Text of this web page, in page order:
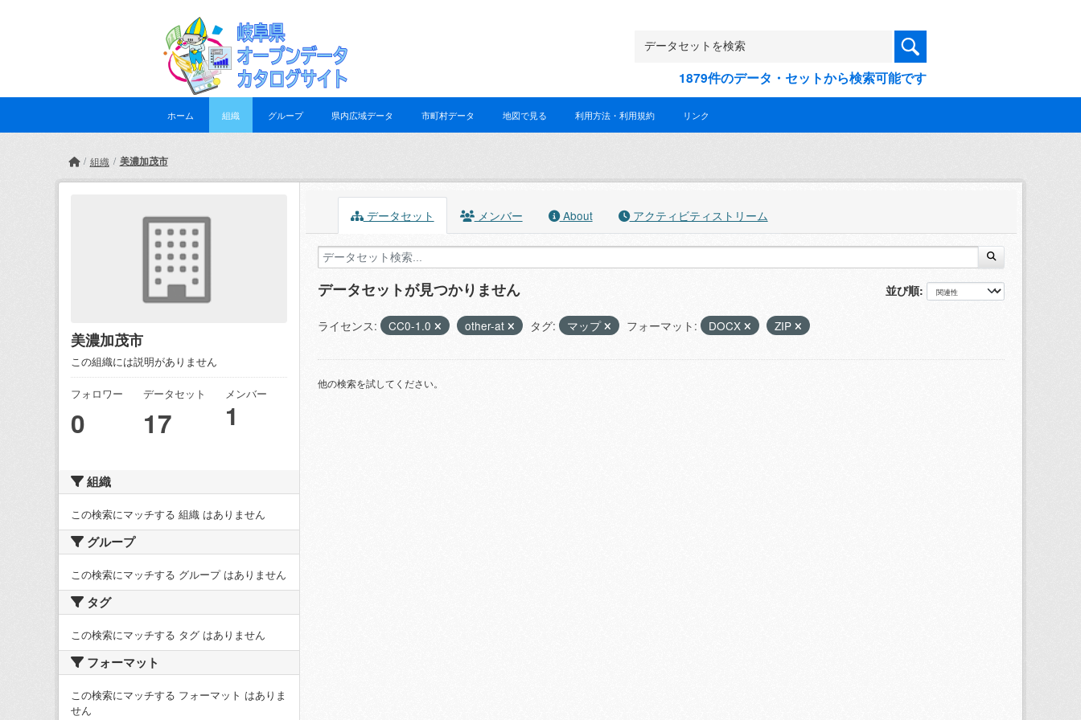
1879件のデータ・セットから検索可能です
ホーム 組織 グループ 県内広域データ 市町村データ 地図で見る 利用方法・利用規約 リンク
組織 美濃加茂市
美濃加茂市
この組織には説明がありません
フォロワー
0
データセット
17
メンバー
1
組織
この検索にマッチする 組織 はありません
グループ
この検索にマッチする グループ はありません
タグ
この検索にマッチする タグ はありません
フォーマット
この検索にマッチする フォーマット はありま
せん
データセット メンバー About アクティビティストリーム
並び順
データセットが見つかりません
ライセンス: CC0-1.0 other-at タグ: マップ フォーマット: DOCX ZIP
他の検索を試してください。